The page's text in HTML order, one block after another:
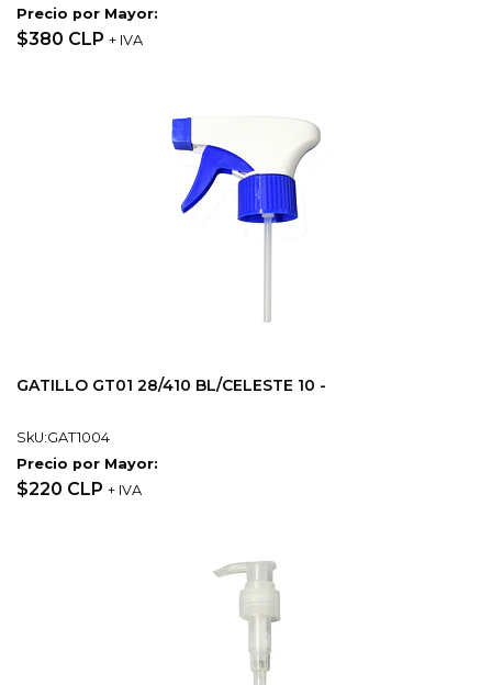
Precio por Mayor:
$380 CLP + IVA
GATILLO GT01 28/410 BL/CELESTE 10 -
SkU:GAT1004
Precio por Mayor:
$220 CLP + IVA